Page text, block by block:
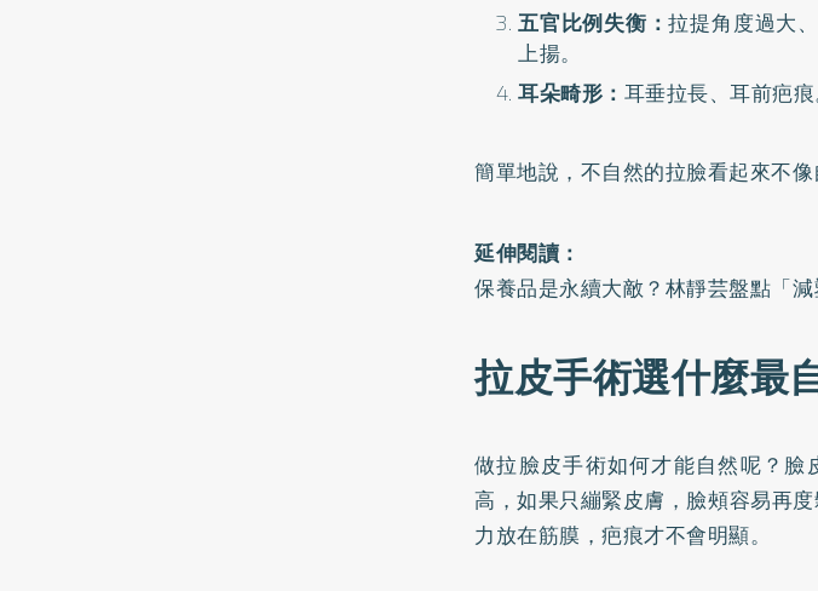
五官比例失衡：拉提角度過大
上揚。
耳朵畸形： 耳垂拉長、耳前疤痕
簡單地說，不自然的拉臉看起來不
延伸閱讀：
保養品是永續大敵？林靜芸盤點「
拉皮手術選什麼最
做拉臉皮手術如何才能自然呢？
高，如果只繃緊皮膚，臉頰容易再
力放在筋膜，疤痕才不會明顯。